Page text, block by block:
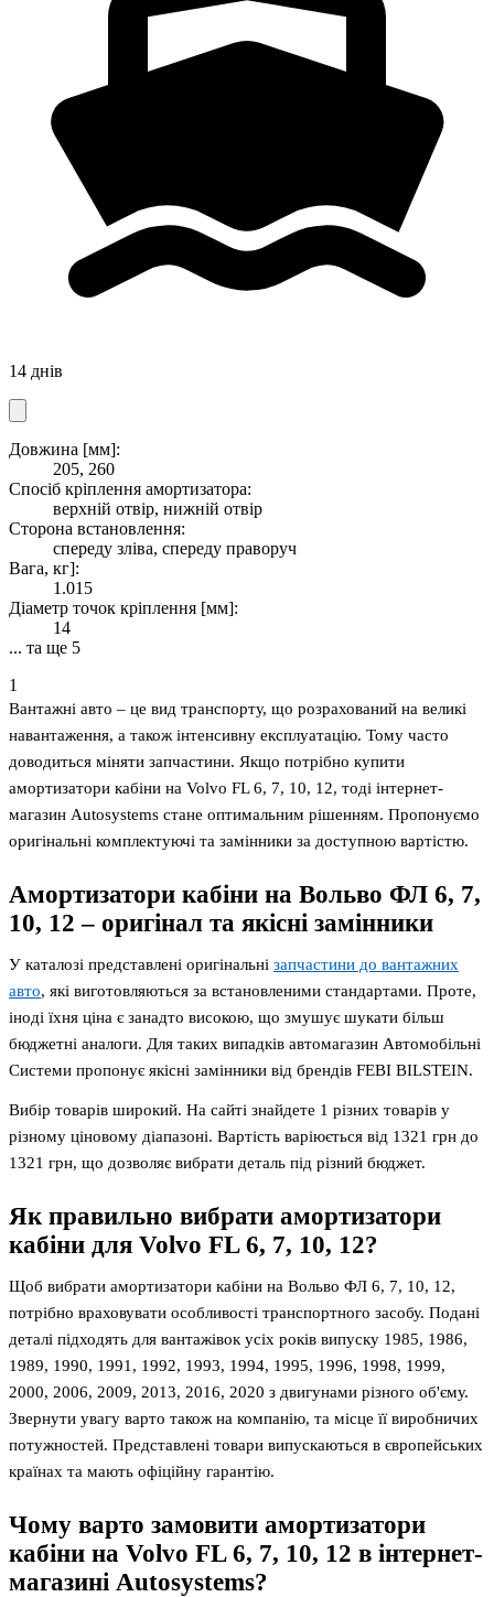
14 днів
Довжина [мм]:
205, 260
Спосіб кріплення амортизатора:
верхній отвір, нижній отвір
Сторона встановлення:
спереду зліва, спереду праворуч
Вага, кг]:
1.015
Діаметр точок кріплення [мм]:
14
... та ще 5
1
Вантажні авто – це вид транспорту, що розрахований на великі
навантаження, а також інтенсивну експлуатацію. Тому часто
доводиться міняти запчастини. Якщо потрібно купити
амортизатори кабіни на Volvo FL 6, 7, 10, 12, тоді інтернет-
магазин Autosystems стане оптимальним рішенням. Пропонуємо
оригінальні комплектуючі та замінники за доступною вартістю.
Амортизатори кабіни на Вольво ФЛ 6, 7,
10, 12 – оригінал та якісні замінники
У каталозі представлені оригінальні запчастини до вантажних
авто, які виготовляються за встановленими стандартами. Проте,
іноді їхня ціна є занадто високою, що змушує шукати більш
бюджетні аналоги. Для таких випадків автомагазин Автомобільні
Системи пропонує якісні замінники від брендів FEBI BILSTEIN.
Вибір товарів широкий. На сайті знайдете 1 різних товарів у
різному ціновому діапазоні. Вартість варіюється від 1321 грн до
1321 грн, що дозволяє вибрати деталь під різний бюджет.
Як правильно вибрати амортизатори
кабіни для Volvo FL 6, 7, 10, 12?
Щоб вибрати амортизатори кабіни на Вольво ФЛ 6, 7, 10, 12,
потрібно враховувати особливості транспортного засобу. Подані
деталі підходять для вантажівок усіх років випуску 1985, 1986,
1989, 1990, 1991, 1992, 1993, 1994, 1995, 1996, 1998, 1999,
2000, 2006, 2009, 2013, 2016, 2020 з двигунами різного об'єму.
Звернути увагу варто також на компанію, та місце її виробничих
потужностей. Представлені товари випускаються в європейських
країнах та мають офіційну гарантію.
Чому варто замовити амортизатори
кабіни на Volvo FL 6, 7, 10, 12 в інтернет-
магазині Autosystems?